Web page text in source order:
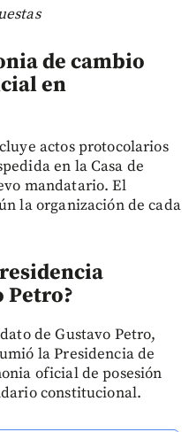
de cambio
en
actos protocolarios
en la Casa de
mandatario. El
la organización de cada
Petro?
de Gustavo Petro,
la Presidencia de
oficial de posesión
constitucional.